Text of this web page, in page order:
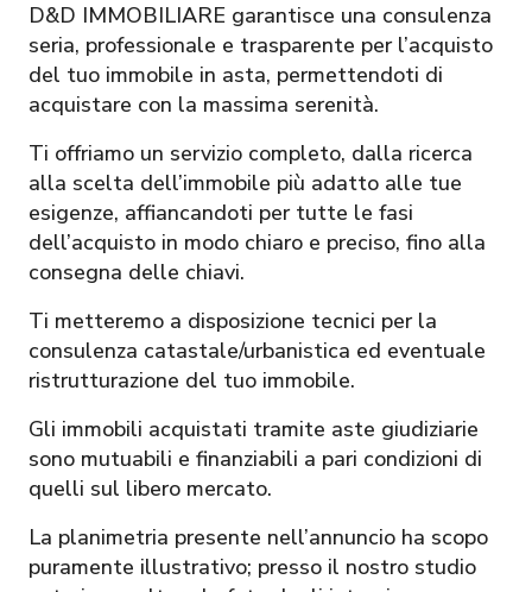
D&D IMMOBILIARE garantisce una consulenza
seria, professionale e trasparente per l’acquisto
del tuo immobile in asta, permettendoti di
acquistare con la massima serenità.
Ti offriamo un servizio completo, dalla ricerca
alla scelta dell’immobile più adatto alle tue
esigenze, affiancandoti per tutte le fasi
dell’acquisto in modo chiaro e preciso, fino alla
consegna delle chiavi.
Ti metteremo a disposizione tecnici per la
consulenza catastale/urbanistica ed eventuale
ristrutturazione del tuo immobile.
Gli immobili acquistati tramite aste giudiziarie
sono mutuabili e finanziabili a pari condizioni di
quelli sul libero mercato.
La planimetria presente nell’annuncio ha scopo
puramente illustrativo; presso il nostro studio